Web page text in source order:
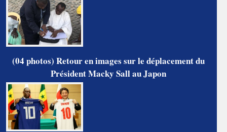
(04 photos) Retour en images sur le déplacement du
Président Macky Sall au Japon